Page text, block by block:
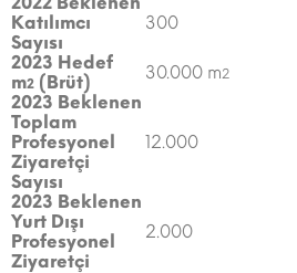
Katılımcı
Sayısı
300
2023 Hedef
m2 (Brüt) 30.000 m2
2023 Beklenen
Toplam
Profesyonel
Ziyaretçi
Sayısı
12.000
2023 Beklenen
Yurt Dışı
Profesyonel
Ziyaretçi
2.000